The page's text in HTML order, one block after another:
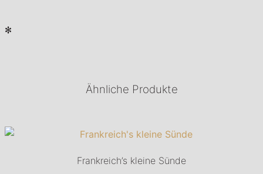
✻
Ähnliche Produkte
Frankreich’s kleine Sünde